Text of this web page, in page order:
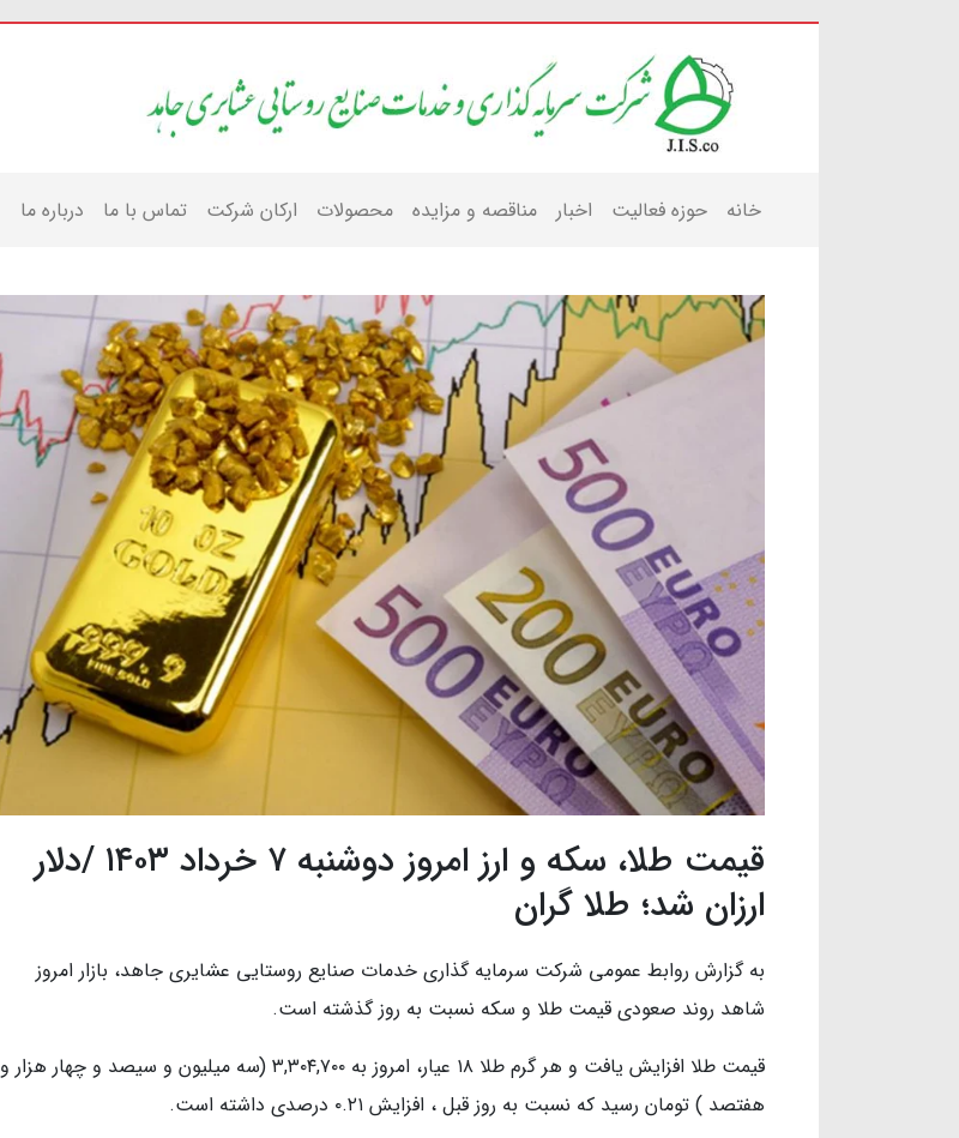
خانه حوزه فعالیت اخبار مناقصه و مزایده محصولات ارکان شرکت تماس با ما درباره ما
قیمت طلا، سکه و ارز امروز دوشنبه ۷ خرداد ۱۴۰۳ /دلار
ارزان شد؛ طلا گران
به گزارش روابط عمومی شرکت سرمایه گذاری خدمات صنایع روستایی عشایری جاهد، بازار امروز
شاهد روند صعودی قیمت طلا و سکه نسبت به روز گذشته است.
قیمت طلا افزایش یافت و هر گرم طلا ۱۸ عیار، امروز به ۳,۳۰۴,۷۰۰ (سه میلیون و سیصد و چهار هزار و
هفتصد ) تومان رسید که نسبت به روز قبل ، افزایش ۰.۲۱ درصدی داشته است.